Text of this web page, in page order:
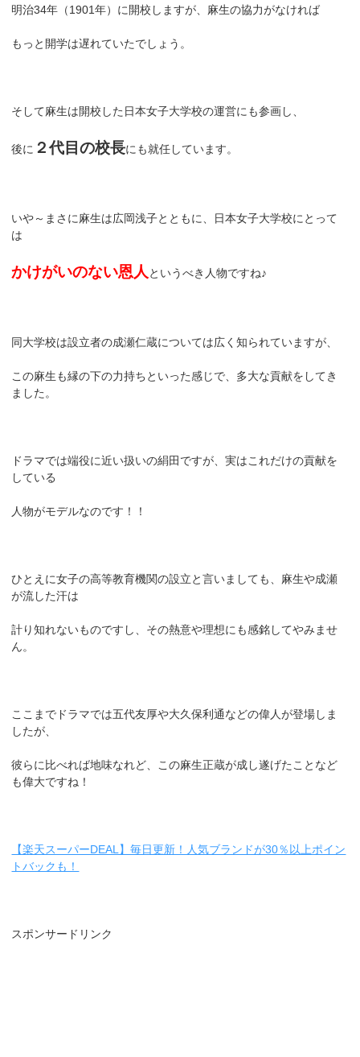
明治34年（1901年）に開校しますが、麻生の協力がなければ
もっと開学は遅れていたでしょう。
そして麻生は開校した日本女子大学校の運営にも参画し、
後に ２代目の校長にも就任しています。
いや～まさに麻生は広岡浅子とともに、日本女子大学校にとって
は
かけがいのない恩人というべき人物ですね♪
同大学校は設立者の成瀬仁蔵については広く知られていますが、
この麻生も縁の下の力持ちといった感じで、多大な貢献をしてき
ました。
ドラマでは端役に近い扱いの絹田ですが、実はこれだけの貢献を
している
人物がモデルなのです！！
ひとえに女子の高等教育機関の設立と言いましても、麻生や成瀬
が流した汗は
計り知れないものですし、その熱意や理想にも感銘してやみませ
ん。
ここまでドラマでは五代友厚や大久保利通などの偉人が登場しま
したが、
彼らに比べれば地味なれど、この麻生正蔵が成し遂げたことなど
も偉大ですね！
【楽天スーパーDEAL】毎日更新！人気ブランドが30％以上ポイン
トバックも！
スポンサードリンク